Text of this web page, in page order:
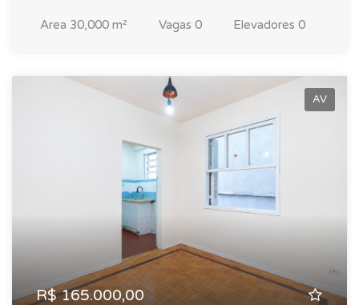
Area 30,000 m² Vagas 0 Elevadores 0
AV
R$ 165.000,00